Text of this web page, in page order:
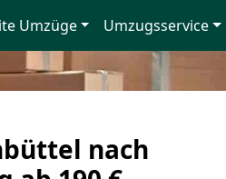
Umzüge Umzugsservice
nach